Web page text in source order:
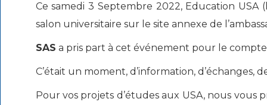
Ce samedi 3 Septembre 2022, Education USA
salon universitaire sur le site annexe de
SAS a pris part à cet événement pour le
C’était un moment, d’information,
Pour vos projets d’études aux USA, nous